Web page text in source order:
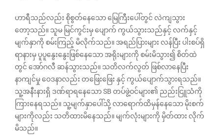
ဟာရီသည်လည်း စိုစွတ်နေသော မြေကြီးပေါ်တွင် လဲကျသွား
တော့သည်။ သူမ မြင်ကွင်းမှ ပျောက် ကွယ်သွားသည်နှင့် လက်နှင့်
မျက်နှာကို စမ်းကြည့် မိလိုက်သည်။ အရည်ပြားများ လန်ပြီး ပါးစပ်ရှိ
ရာနားမှ ပူပူနွေးနွေးဖြစ်နေသော အရိုးများကို စမ်းမိသွား၍ စိတ်ထဲ
တွင် အော်ဂလီ ဆန်သွားသည်။ သတိလက်လွတ် ဖြစ်လာနေပြီး
နာကျင်မှု ဝေဒနာလည်း တဖြေးဖြေး နှင့် ကွယ်ပျောက်သွားရသည်။
သူ့အနီးနားရှိ ဒဏ်ရာရနေသော SB တပ်ဖွဲ့ဝင်များ၏ ညည်းငြူသံကို
ကြားနေရသည်။ သူ့မျက်နှာပေါ်သို့ လာရောက်ထိမှန်နေသော မိုးစက်
များကိုလည်း သတိထားမိနေသည်။ မျက်လုံးများကို မှိတ်ထား လိုက်
မိသည်။